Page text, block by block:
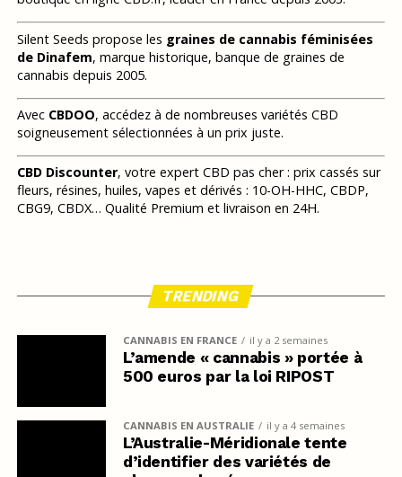
Silent Seeds propose les graines de cannabis féminisées
de Dinafem, marque historique, banque de graines de
cannabis depuis 2005.
Avec CBDOO, accédez à de nombreuses variétés CBD
soigneusement sélectionnées à un prix juste.
CBD Discounter, votre expert CBD pas cher : prix cassés sur
fleurs, résines, huiles, vapes et dérivés : 10-OH-HHC, CBDP,
CBG9, CBDX… Qualité Premium et livraison en 24H.
TRENDING
CANNABIS EN FRANCE il y a 2 semaines
L’amende « cannabis » portée à
500 euros par la loi RIPOST
CANNABIS EN AUSTRALIE il y a 4 semaines
L’Australie-Méridionale tente
d’identifier des variétés de